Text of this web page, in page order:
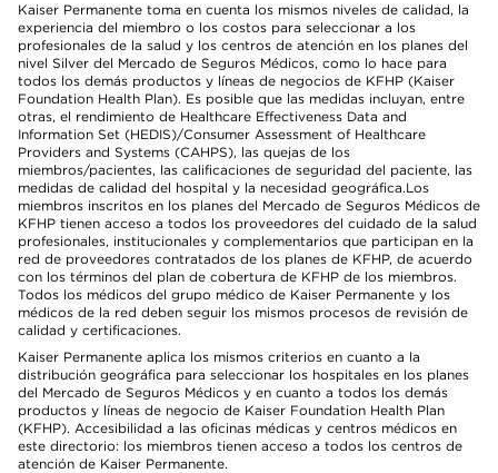
Kaiser Permanente toma en cuenta los mismos niveles de calidad, la
experiencia del miembro o los costos para seleccionar a los
profesionales de la salud y los centros de atención en los planes del
nivel Silver del Mercado de Seguros Médicos, como lo hace para
todos los demás productos y líneas de negocios de KFHP (Kaiser
Foundation Health Plan). Es posible que las medidas incluyan, entre
otras, el rendimiento de Healthcare Effectiveness Data and
Information Set (HEDIS)/Consumer Assessment of Healthcare
Providers and Systems (CAHPS), las quejas de los
miembros/pacientes, las calificaciones de seguridad del paciente, las
medidas de calidad del hospital y la necesidad geográfica.Los
miembros inscritos en los planes del Mercado de Seguros Médicos de
KFHP tienen acceso a todos los proveedores del cuidado de la salud
profesionales, institucionales y complementarios que participan en la
red de proveedores contratados de los planes de KFHP, de acuerdo
con los términos del plan de cobertura de KFHP de los miembros.
Todos los médicos del grupo médico de Kaiser Permanente y los
médicos de la red deben seguir los mismos procesos de revisión de
calidad y certificaciones.
Kaiser Permanente aplica los mismos criterios en cuanto a la
distribución geográfica para seleccionar los hospitales en los planes
del Mercado de Seguros Médicos y en cuanto a todos los demás
productos y líneas de negocio de Kaiser Foundation Health Plan
(KFHP). Accesibilidad a las oficinas médicas y centros médicos en
este directorio: los miembros tienen acceso a todos los centros de
atención de Kaiser Permanente.